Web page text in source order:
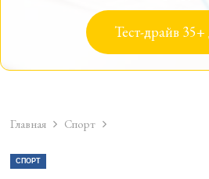
Тест-драйв
Главная Спорт
СПОРТ